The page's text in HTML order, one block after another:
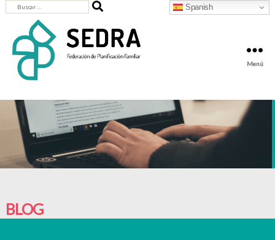
-
Federación
de
Planificación
Familiar
Menú
Buscar:
BLOG
Spanish